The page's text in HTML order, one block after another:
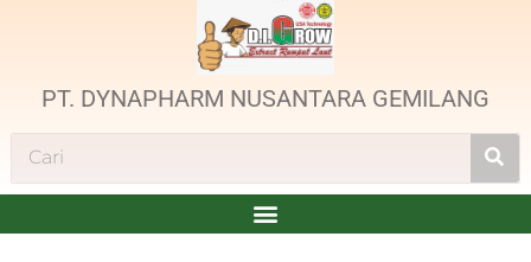
PT. DYNAPHARM NUSANTARA GEMILANG